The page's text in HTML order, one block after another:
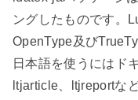
ングしたものです。
OpenType及び
日本語を使うにはド
ltjarticle、ltjreportな